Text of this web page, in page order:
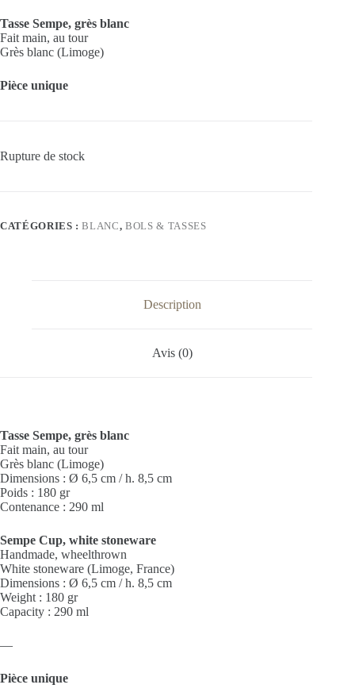
Tasse Sempe, grès blanc
Fait main, au tour
Grès blanc (Limoge)
Pièce unique
Rupture de stock
CATÉGORIES :BLANC,BOLS & TASSES
Description
Avis (0)
Tasse Sempe, grès blanc
Fait main, au tour
Grès blanc (Limoge)
Dimensions : Ø 6,5 cm / h. 8,5 cm
Poids : 180 gr
Contenance : 290 ml
Sempe Cup, white stoneware
Handmade, wheelthrown
White stoneware (Limoge, France)
Dimensions : Ø 6,5 cm / h. 8,5 cm
Weight : 180 gr
Capacity : 290 ml
—
Pièce unique